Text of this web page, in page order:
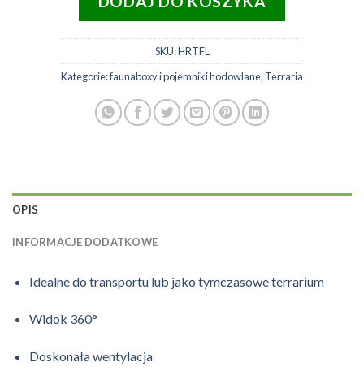
SKU:HRTFL
Kategorie:faunaboxy i pojemniki hodowlane, Terraria
OPIS
INFORMACJE DODATKOWE
Idealne do transportu lub jako tymczasowe terrarium
Widok 360°
Doskonała wentylacja